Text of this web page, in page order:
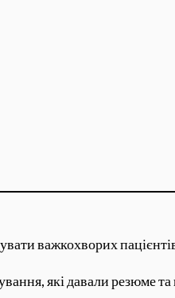
важкохворих
які давали резюме та